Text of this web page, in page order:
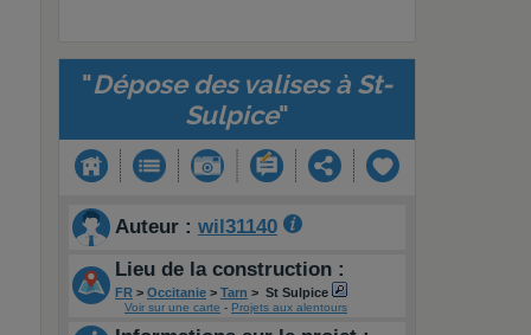
"Dépose des valises à St-
Sulpice"
Auteur : wil31140
Lieu de la construction :
FR > Occitanie > Tarn > St Sulpice
Voir sur une carte - Projets aux alentours